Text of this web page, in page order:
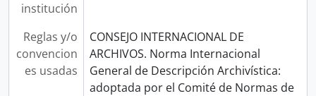
institución
Reglas y/o
convencion
es usadas
CONSEJO INTERNACIONAL DE
ARCHIVOS. Norma Internacional
General de Descripción Archivística:
adoptada por el Comité de Normas de